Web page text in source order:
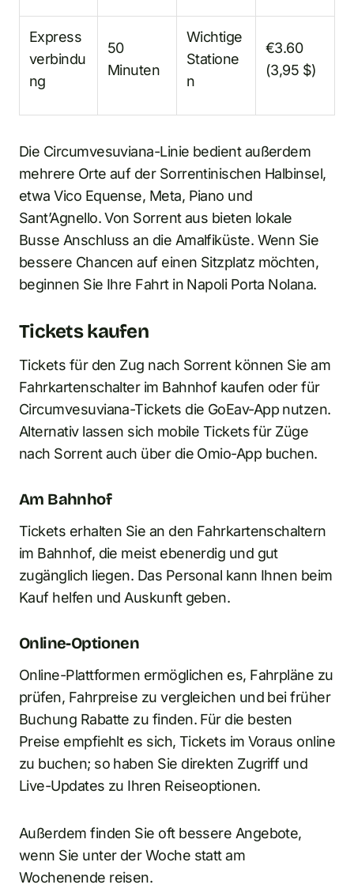
Express
verbindu
ng
50
Minuten
Wichtige
Statione
n
€3.60
(3,95 $)
Die Circumvesuviana-Linie bedient außerdem
mehrere Orte auf der Sorrentinischen Halbinsel,
etwa Vico Equense, Meta, Piano und
Sant’Agnello. Von Sorrent aus bieten lokale
Busse Anschluss an die Amalfiküste. Wenn Sie
bessere Chancen auf einen Sitzplatz möchten,
beginnen Sie Ihre Fahrt in Napoli Porta Nolana.
Tickets kaufen
Tickets für den Zug nach Sorrent können Sie am
Fahrkartenschalter im Bahnhof kaufen oder für
Circumvesuviana-Tickets die GoEav-App nutzen.
Alternativ lassen sich mobile Tickets für Züge
nach Sorrent auch über die Omio-App buchen.
Am Bahnhof
Tickets erhalten Sie an den Fahrkartenschaltern
im Bahnhof, die meist ebenerdig und gut
zugänglich liegen. Das Personal kann Ihnen beim
Kauf helfen und Auskunft geben.
Online-Optionen
Online-Plattformen ermöglichen es, Fahrpläne zu
prüfen, Fahrpreise zu vergleichen und bei früher
Buchung Rabatte zu finden. Für die besten
Preise empfiehlt es sich, Tickets im Voraus online
zu buchen; so haben Sie direkten Zugriff und
Live-Updates zu Ihren Reiseoptionen.
Außerdem finden Sie oft bessere Angebote,
wenn Sie unter der Woche statt am
Wochenende reisen.